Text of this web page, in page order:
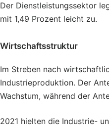
Der Dienstleistungssektor
mit 1,49 Prozent leicht zu.
Wirtschaftsstruktur
Im Streben nach
Industrieproduktion. Der
Wachstum, während der
2021 hielten die Industrie-